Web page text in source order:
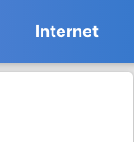
Internet